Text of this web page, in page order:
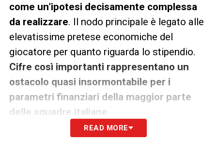
come un’ipotesi decisamente complessa
da realizzare. Il nodo principale è legato alle
elevatissime pretese economiche del
giocatore per quanto riguarda lo stipendio.
Cifre così importanti rappresentano un
ostacolo quasi insormontabile per i
parametri finanziari della maggior parte
delle squadre italiane
Al contrario, i requisiti di ingaggio richiesti
READ MORE